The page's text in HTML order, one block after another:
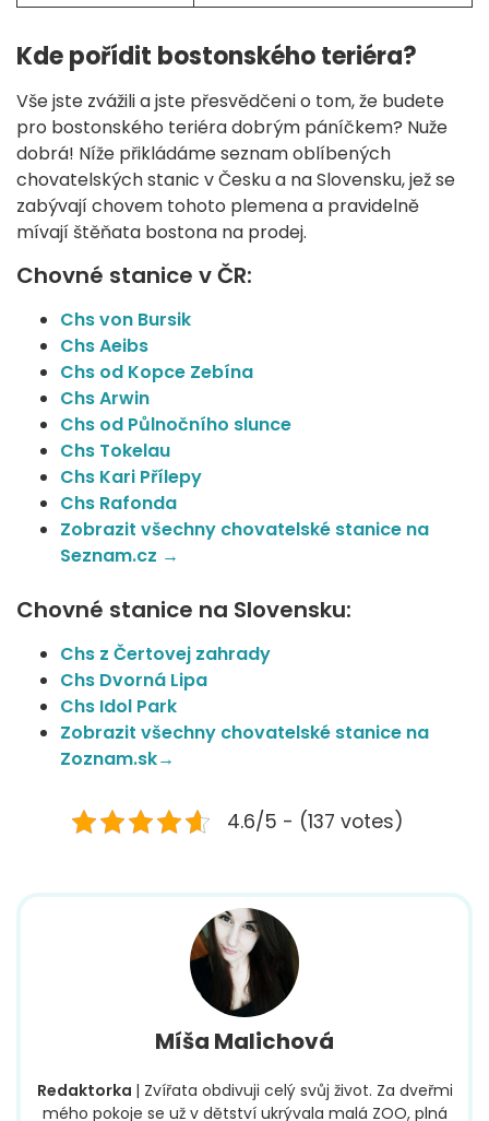
Kde pořídit bostonského teriéra?
Vše jste zvážili a jste přesvědčeni o tom, že budete
pro bostonského teriéra dobrým páníčkem? Nuže
dobrá! Níže přikládáme seznam oblíbených
chovatelských stanic v Česku a na Slovensku, jež se
zabývají chovem tohoto plemena a pravidelně
mívají štěňata bostona na prodej.
Chovné stanice v ČR:
Chs von Bursik
Chs Aeibs
Chs od Kopce Zebína
Chs Arwin
Chs od Půlnočního slunce
Chs Tokelau
Chs Kari Přílepy
Chs Rafonda
Zobrazit všechny chovatelské stanice na
Seznam.cz →
Chovné stanice na Slovensku:
Chs z Čertovej zahrady
Chs Dvorná Lipa
Chs Idol Park
Zobrazit všechny chovatelské stanice na
Zoznam.sk→
4.6/5 - (137 votes)
Míša Malichová
Redaktorka | Zvířata obdivuji celý svůj život. Za dveřmi
mého pokoje se už v dětství ukrývala malá ZOO, plná